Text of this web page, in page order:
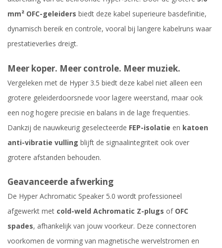
mm² OFC-geleiders biedt deze kabel superieure basdefinitie,
dynamisch bereik en controle, vooral bij langere kabelruns waar
prestatieverlies dreigt.
Meer koper. Meer controle. Meer muziek.
Vergeleken met de Hyper 3.5 biedt deze kabel niet alleen een
grotere geleiderdoorsnede voor lagere weerstand, maar ook
een nog hogere precisie en balans in de lage frequenties.
Dankzij de nauwkeurig geselecteerde FEP-isolatie en katoen
anti-vibratie vulling blijft de signaalintegriteit ook over
grotere afstanden behouden.
Geavanceerde afwerking
De Hyper Achromatic Speaker 5.0 wordt professioneel
afgewerkt met cold-weld Achromatic Z-plugs of OFC
spades, afhankelijk van jouw voorkeur. Deze connectoren
voorkomen de vorming van magnetische wervelstromen en